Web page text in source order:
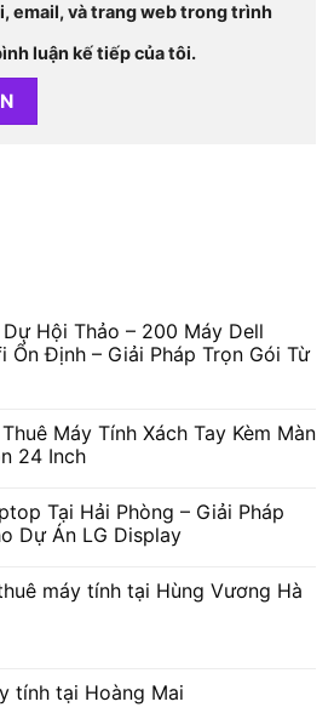
email, và trang web trong trình
luận kế tiếp của tôi.
Hội Thảo – 200 Máy Dell
Ổn Định – Giải Pháp Trọn Gói Từ
Máy Tính Xách Tay Kèm Màn
24 Inch
Tại Hải Phòng – Giải Pháp
Dự Án LG Display
máy tính tại Hùng Vương Hà
tính tại Hoàng Mai